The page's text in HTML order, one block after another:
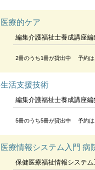
医療的ケア
編集介護福祉士養成講座
2冊のうち1冊が貸出中 予約
生活支援技術
編集介護福祉士養成講座
5冊のうち5冊が貸出中 予約
医療情報システム入門 病
保健医療福祉情報システ